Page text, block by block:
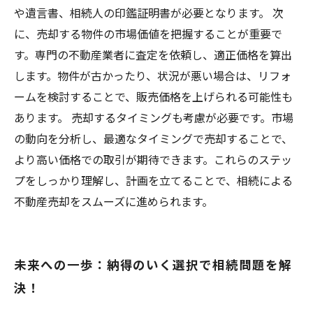
や遺言書、相続人の印鑑証明書が必要となります。 次
に、売却する物件の市場価値を把握することが重要で
す。専門の不動産業者に査定を依頼し、適正価格を算出
します。物件が古かったり、状況が悪い場合は、リフォ
ームを検討することで、販売価格を上げられる可能性も
あります。 売却するタイミングも考慮が必要です。市場
の動向を分析し、最適なタイミングで売却することで、
より高い価格での取引が期待できます。これらのステッ
プをしっかり理解し、計画を立てることで、相続による
不動産売却をスムーズに進められます。
未来への一歩：納得のいく選択で相続問題を解
決！